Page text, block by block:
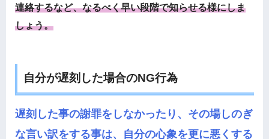
連絡するなど、なるべく早い段階で知らせる様にしま
しょう。
自分が遅刻した場合のNG行為
遅刻した事の謝罪をしなかったり、その場しのぎ
な言い訳をする事は、自分の心象を更に悪くする